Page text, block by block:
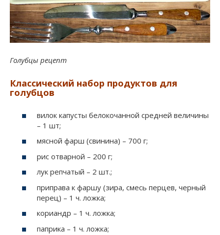
Голубцы рецепт
Классический набор продуктов для
голубцов
вилок капусты белокочанной средней величины
– 1 шт;
мясной фарш (свинина) – 700 г;
рис отварной – 200 г;
лук репчатый – 2 шт.;
приправа к фаршу (зира, смесь перцев, черный
перец) – 1 ч. ложка;
кориандр – 1 ч. ложка;
паприка – 1 ч. ложка;